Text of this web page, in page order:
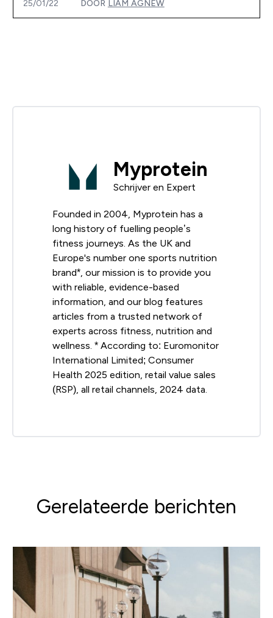
25/01/22 DOOR LIAM AGNEW
Myprotein
Schrijver en Expert
Founded in 2004, Myprotein has a
long history of fuelling people’s
fitness journeys. As the UK and
Europe's number one sports nutrition
brand*, our mission is to provide you
with reliable, evidence-based
information, and our blog features
articles from a trusted network of
experts across fitness, nutrition and
wellness. * According to: Euromonitor
International Limited; Consumer
Health 2025 edition, retail value sales
(RSP), all retail channels, 2024 data.
Gerelateerde berichten